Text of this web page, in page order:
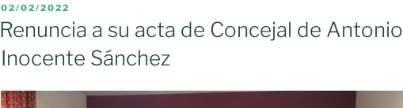
PUBLICADO
EL
02/02/2022
Renuncia a su acta de Concejal de Antonio
Inocente Sánchez